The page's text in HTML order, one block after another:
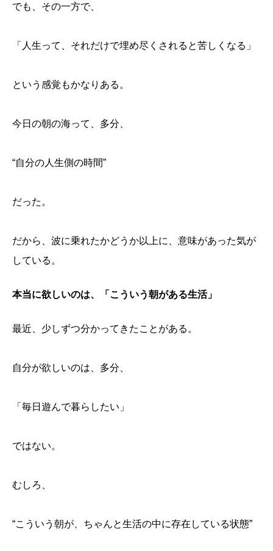
でも、その一方で、
「人生って、それだけで埋め尽くされると苦しくなる」
という感覚もかなりある。
今日の朝の海って、多分、
“自分の人生側の時間”
だった。
だから、波に乗れたかどうか以上に、意味があった気が
している。
本当に欲しいのは、「こういう朝がある生活」
最近、少しずつ分かってきたことがある。
自分が欲しいのは、多分、
「毎日遊んで暮らしたい」
ではない。
むしろ、
“こういう朝が、ちゃんと生活の中に存在している状態”